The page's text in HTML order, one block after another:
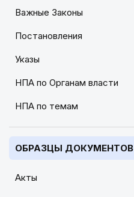
Важные Законы
Постановления
Указы
НПА по Органам власти
НПА по темам
ОБРАЗЦЫ ДОКУМЕНТОВ
Акты